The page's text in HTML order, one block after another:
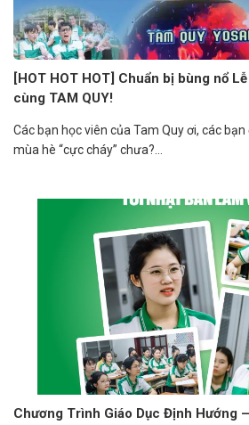
[HOT HOT HOT] Chuẩn bị bùng nổ
cùng TAM QUY!
Các bạn học viên của Tam Quy ơi, các
mùa hè “cực cháy” chưa?...
Chương Trình Giáo Dục Định Hướng